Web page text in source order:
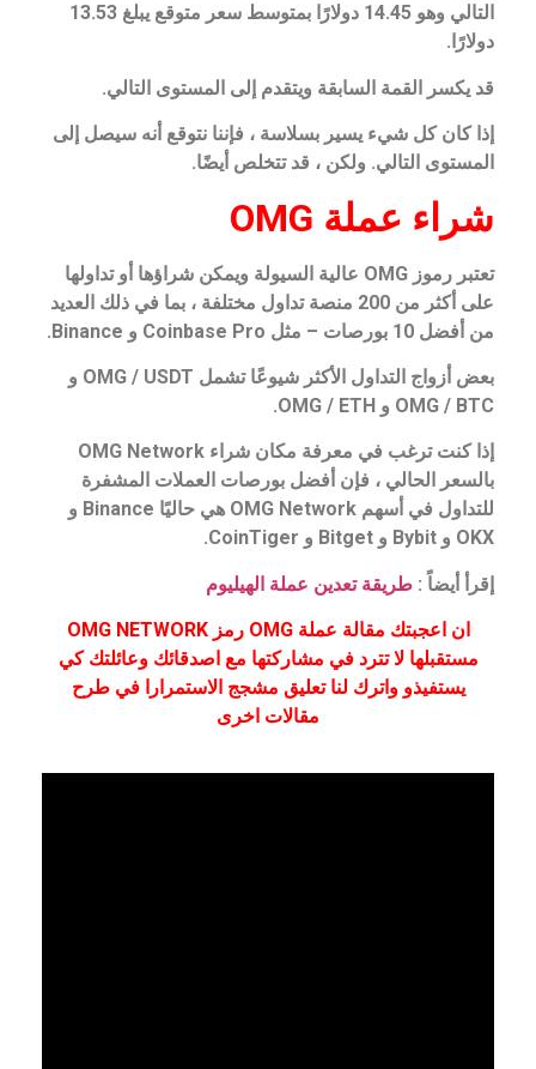
التالي وهو 14.45 دولارًا بمتوسط ​​سعر متوقع يبلغ 13.53
دولارًا.
قد يكسر القمة السابقة ويتقدم إلى المستوى التالي.
إذا كان كل شيء يسير بسلاسة ، فإننا نتوقع أنه سيصل إلى
المستوى التالي. ولكن ، قد تتخلص أيضًا.
شراء عملة OMG
تعتبر رموز OMG عالية السيولة ويمكن شراؤها أو تداولها
على أكثر من 200 منصة تداول مختلفة ، بما في ذلك العديد
من أفضل 10 بورصات – مثل Coinbase Pro و Binance.
بعض أزواج التداول الأكثر شيوعًا تشمل OMG / USDT و
OMG / BTC و OMG / ETH.
إذا كنت ترغب في معرفة مكان شراء OMG Network
بالسعر الحالي ، فإن أفضل بورصات العملات المشفرة
للتداول في أسهم OMG Network هي حاليًا Binance و
OKX و Bybit و Bitget و CoinTiger.
إقرأ أيضاً : طريقة تعدين عملة الهيليوم
ان اعجبتك مقالة عملة OMG رمز OMG NETWORK
مستقبلها لا تترد في مشاركتها مع اصدقائك وعائلتك كي
يستفيذو واترك لنا تعليق مشجج الاستمرارا في طرح
مقالات اخرى